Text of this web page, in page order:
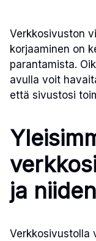
Verkkosivuston
korjaaminen on
parantamista.
avulla voit
että sivustosi
ja
Verkkosivustolla